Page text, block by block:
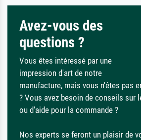
Avez-vous des
questions ?
Vous êtes intéressé par une
impression d'art de notre
manufacture, mais vous n'êtes pas
? Vous avez besoin de conseils sur
ou d'aide pour la commande ?
Nos experts se feront un plaisir de